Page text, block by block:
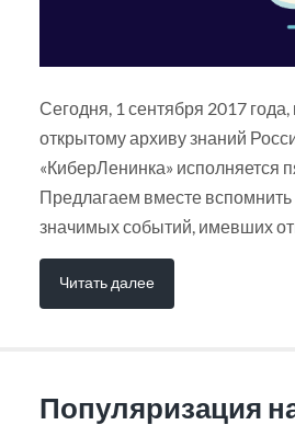
Сегодня, 1 сентября 2017
открытому архиву знаний
«КиберЛенинка» исполняется
Предлагаем вместе
значимых событий, имевших
Читать далее
Популяризация